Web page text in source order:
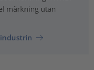
märkning utan